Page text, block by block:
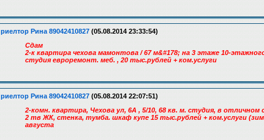
риелтор Рина 89042410827 (05.08.2014 23:33:54)
Сдам
2-к квартира чехова мамонтова / 67 м&#178; на 3 этаже 10-
студия евроремонт. меб. , 20 тыс.рублей + ком.услуги
риелтор Рина 89042410827 (05.08.2014 22:07:51)
2-комн. квартира, Чехова ул, 6А , 5/10, 68 кв. м. студия, в
2 тв ЖК, стенка, тумба. шкаф купе 15 тыс.рублей + ком.услуги
августа